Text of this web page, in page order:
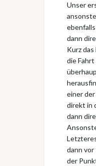
Unser
dann
Kurz
die
einer
direkt in
dann
dann
der